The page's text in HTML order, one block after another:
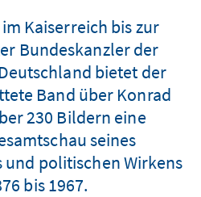
Kaiserreich bis zur
Bundeskanzler der
bietet der
Band über Konrad
230 Bildern eine
seines
politischen Wirkens
bis 1967.